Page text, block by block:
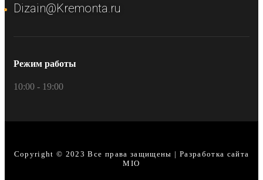
Dizain@Kremonta.ru
Режим работы
10:00 - 19:00
Copyright © 2023 Все права защищены | Разработка сайта
MIO